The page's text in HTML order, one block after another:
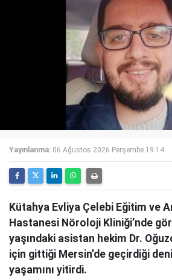
Yayınlanma: 06 Ağustos 2026 Perşembe 19:14
Kütahya Evliya Çelebi Eğitim ve
Hastanesi Nöroloji Kliniği’nde
yaşındaki asistan hekim Dr.
için gittiği Mersin’de geçirdiği
yaşamını yitirdi.